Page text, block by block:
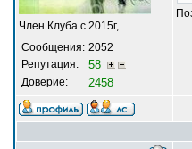
Член Клуба с 2015г,
Сообщения: 2052
Репутация:
58
Доверие: 2458